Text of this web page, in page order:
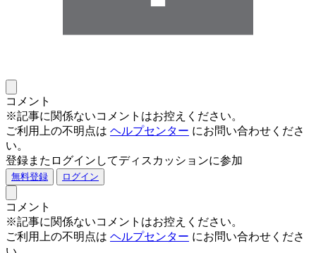
コメント
※記事に関係ないコメントはお控えください。
ご利用上の不明点は ヘルプセンター にお問い合わせくださ
い。
登録またログインしてディスカッションに参加
無料登録 ログイン
コメント
※記事に関係ないコメントはお控えください。
ご利用上の不明点は ヘルプセンター にお問い合わせくださ